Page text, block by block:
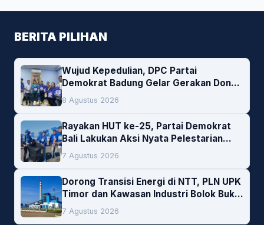
BERITA PILIHAN
Wujud Kepedulian, DPC Partai
Demokrat Badung Gelar Gerakan Donor
Darah
8 Agustus 2026
Rayakan HUT ke-25, Partai Demokrat
Bali Lakukan Aksi Nyata Pelestarian
Lingkungan
7 Agustus 2026
Dorong Transisi Energi di NTT, PLN UPK
Timor dan Kawasan Industri Bolok Buka
Peluang Investasi Woodchip untuk
Cofiring PLTU Bolok
7 Agustus 2026